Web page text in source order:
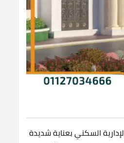
السكني بعناية شديدة